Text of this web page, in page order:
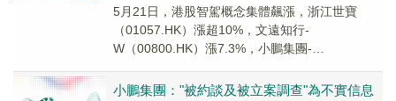
5月21日，港股智駕概念集體飆漲，浙江世寶
（01057.HK）漲超10%，文遠知行-
W（00800.HK）漲7.3%，小鵬集團-
小鵬集團："被約談及被立案調查"為不實信息